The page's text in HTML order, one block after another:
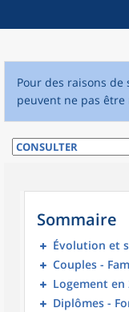
Pour des raisons
peuvent ne pas être
Sommaire
Évolution et
Couples -
Logement en
Diplômes -